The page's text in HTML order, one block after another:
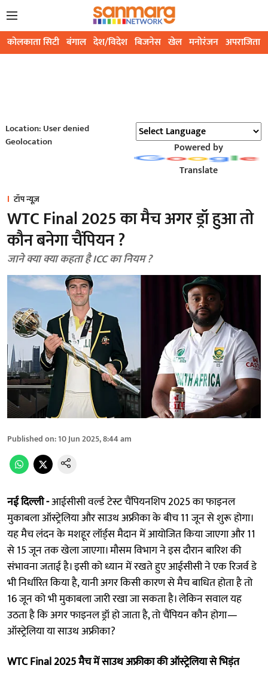
कोलकाता सिटी बंगाल देश/विदेश बिजनेस खेल मनोरंजन अपराजिता
Location: User denied
Geolocation
Powered by
Translate
टॉप न्यूज़
WTC Final 2025 का मैच अगर ड्रॉ हुआ तो
कौन बनेगा चैंपियन ?
जाने क्या क्या कहता है ICC का नियम ?
Published on:10 Jun 2025, 8:44 am
नई दिल्ली -आईसीसी वर्ल्ड टेस्ट चैंपियनशिप 2025 का फाइनल
मुकाबला ऑस्ट्रेलिया और साउथ अफ्रीका के बीच 11 जून से शुरू होगा।
यह मैच लंदन के मशहूर लॉर्ड्स मैदान में आयोजित किया जाएगा और 11
से 15 जून तक खेला जाएगा। मौसम विभाग ने इस दौरान बारिश की
संभावना जताई है। इसी को ध्यान में रखते हुए आईसीसी ने एक रिजर्व डे
भी निर्धारित किया है, यानी अगर किसी कारण से मैच बाधित होता है तो
16 जून को भी मुकाबला जारी रखा जा सकता है। लेकिन सवाल यह
उठता है कि अगर फाइनल ड्रॉ हो जाता है, तो चैंपियन कौन होगा—
ऑस्ट्रेलिया या साउथ अफ्रीका?
WTC Final 2025 मैच में साउथ अफ्रीका की ऑस्ट्रेलिया से भिड़ंत